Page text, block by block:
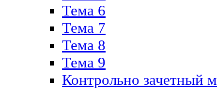
Тема 6
Тема 7
Тема 8
Тема 9
Контрольно зачетный